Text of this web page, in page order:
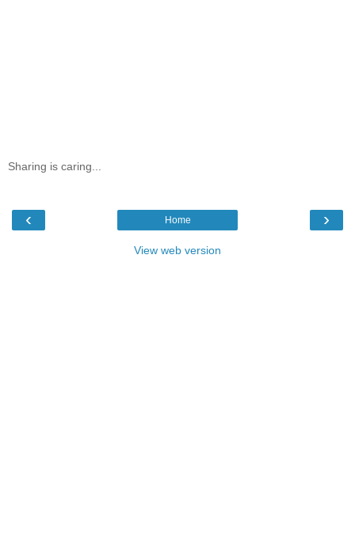
Sharing is caring...
‹ ›
Home
View web version